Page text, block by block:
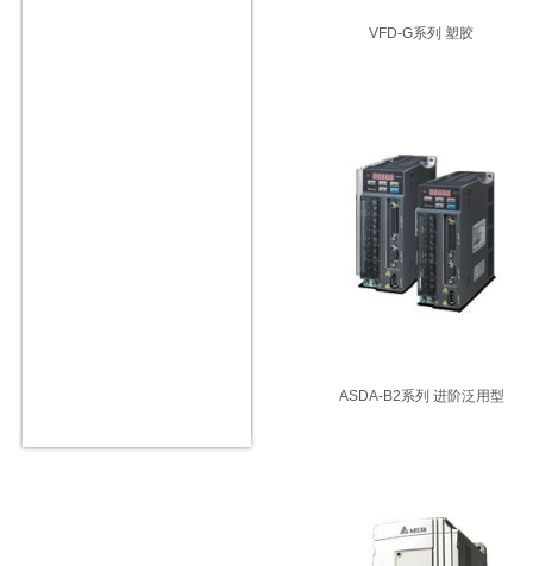
VFD-G系列 塑胶
ASDA-B2系列 进阶泛用型